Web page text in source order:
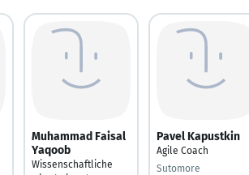
Muhammad Faisal
Yaqoob
Wissenschaftliche
Pavel Kapustkin
Agile Coach
Sutomore